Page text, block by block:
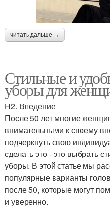
читать дальше →
Стильные и
уборы для
H2. Введение
После 50 лет многие
внимательными к своему
подчеркнуть свою
сделать это - это выбрать
уборы. В этой статье мы
популярные варианты
после 50, которые могут
и уверенно.